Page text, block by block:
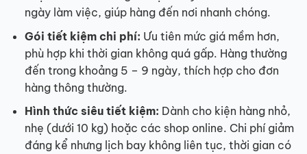
ngày làm việc, giúp hàng đến nơi nhanh chóng.
Gói tiết kiệm chi phí: Ưu tiên mức giá mềm hơn,
phù hợp khi thời gian không quá gấp. Hàng thường
đến trong khoảng 5 – 9 ngày, thích hợp cho đơn
hàng thông thường.
Hình thức siêu tiết kiệm: Dành cho kiện hàng nhỏ,
nhẹ (dưới 10 kg) hoặc các shop online. Chi phí giảm
đáng kể nhưng lịch bay không liên tục, thời gian có